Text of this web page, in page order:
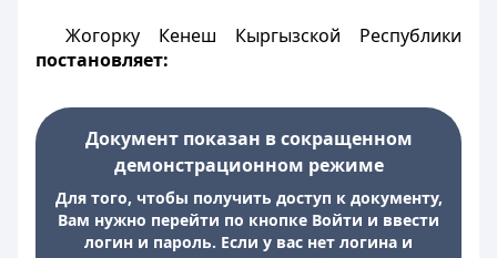
Жогорку Кенеш Кыргызской Республики
постановляет:
Документ показан в сокращенном
демонстрационном режиме
Для того, чтобы получить доступ к документу,
Вам нужно перейти по кнопке Войти и ввести
логин и пароль. Если у вас нет логина и